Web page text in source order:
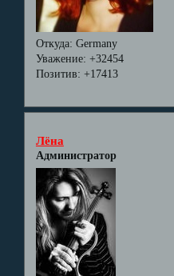
Откуда: Germany
Уважение: +32454
Позитив: +17413
Лёна
Администратор